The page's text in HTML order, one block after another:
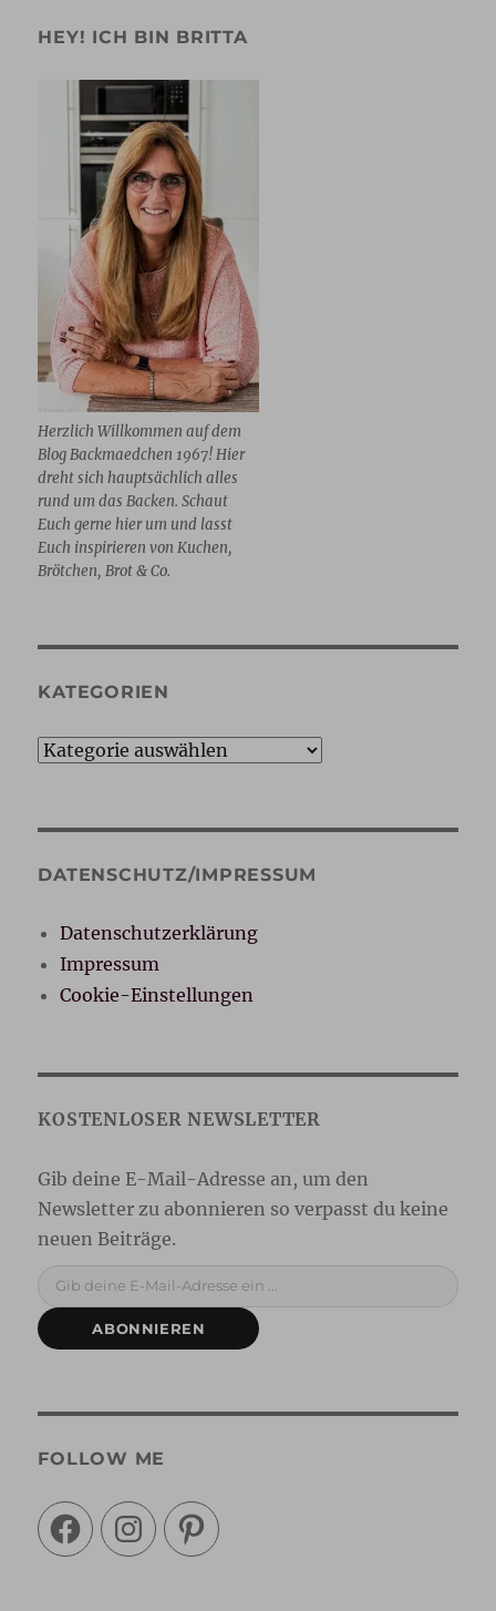
HEY! ICH BIN BRITTA
Herzlich Willkommen auf dem
Blog Backmaedchen 1967! Hier
dreht sich hauptsächlich alles
rund um das Backen. Schaut
Euch gerne hier um und lasst
Euch inspirieren von Kuchen,
Brötchen, Brot & Co.
KATEGORIEN
Kategorien
DATENSCHUTZ/IMPRESSUM
Datenschutzerklärung
Impressum
Cookie-Einstellungen
ABONNIEREN
FOLLOW ME
FacebookInstagramPinterest